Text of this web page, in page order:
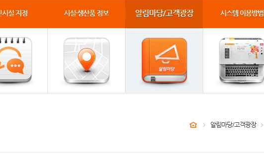
시설 지정 시설·생산품 정보 알림마당/고객광장 시스템 이용방법
알림마당/고객광장